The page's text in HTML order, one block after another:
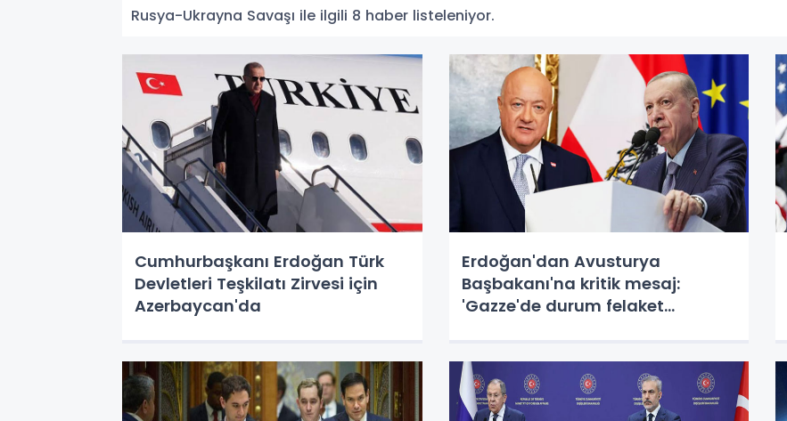
Rusya-Ukrayna Savaşı ile ilgili 8 haber listeleniyor.
Cumhurbaşkanı Erdoğan Türk
Devletleri Teşkilatı Zirvesi için
Azerbaycan'da
Erdoğan'dan Avusturya
Başbakanı'na kritik mesaj:
'Gazze'de durum felaket